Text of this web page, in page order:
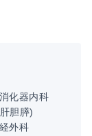
消化器内科
胆膵)
外科